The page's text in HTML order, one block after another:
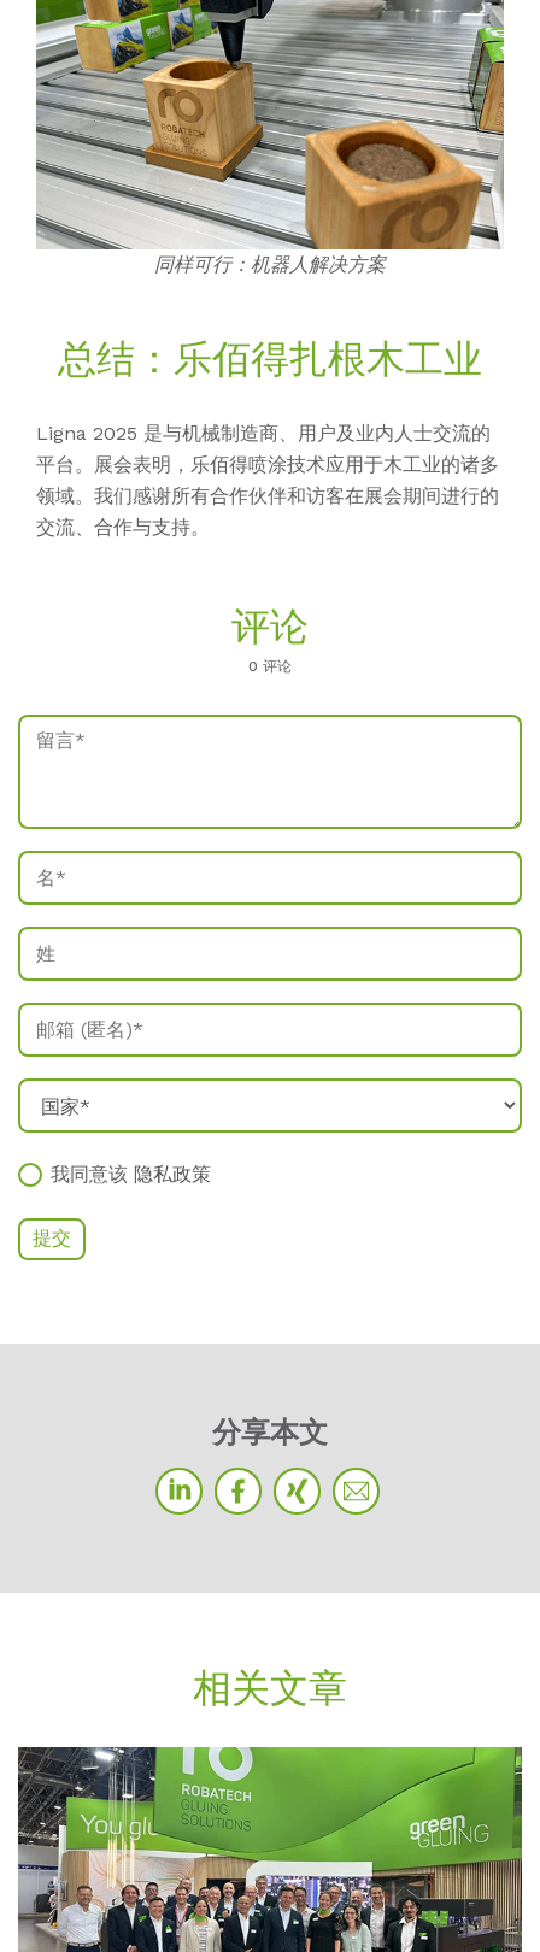
同样可行：机器人解决方案
总结：乐佰得扎根木工业
Ligna 2025 是与机械制造商、用户及业内人士交流的
平台。展会表明，乐佰得喷涂技术应用于木工业的诸多
领域。我们感谢所有合作伙伴和访客在展会期间进行的
交流、合作与支持。
评论
0 评论
我同意该 隐私政策
分享本文
相关文章